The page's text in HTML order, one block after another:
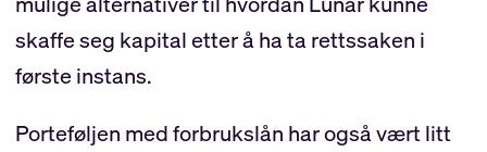
skaffe seg kapital etter å ha ta rettssaken i
første instans.
Porteføljen med forbrukslån har også vært litt